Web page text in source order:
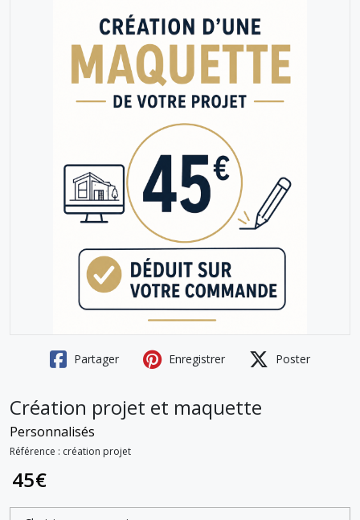
Partager Enregistrer Poster
Création projet et maquette
Personnalisés
Référence : création projet
45€